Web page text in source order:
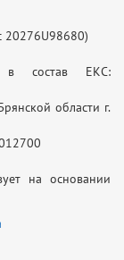
20276U98680)
в состав ЕКС:
области г.
на основании